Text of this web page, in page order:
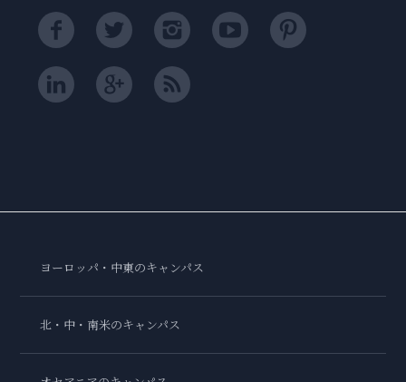
ヨーロッパ・中東のキャンパス
北・中・南米のキャンパス